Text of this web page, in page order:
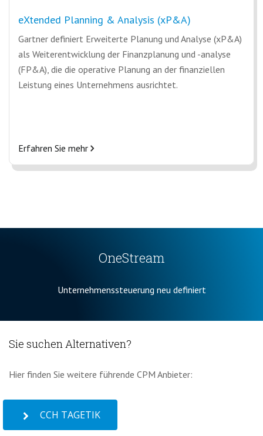
eXtended Planning & Analysis (xP&A)
Gartner definiert Erweiterte Planung und Analyse (xP&A)
als Weiterentwicklung der Finanzplanung und -analyse
(FP&A), die die operative Planung an der finanziellen
Leistung eines Unternehmens ausrichtet.
Erfahren Sie mehr
OneStream
Unternehmenssteuerung neu definiert
Sie suchen Alternativen?
Hier finden Sie weitere führende CPM Anbieter:
CCH TAGETIK